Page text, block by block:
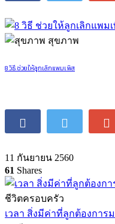
สุขภาพ
8 วิธี ช่วยให้ลูกเลิกแพมเพิส
11 กันยายน 2560
61 Shares
ชีวิตครอบครัว
เวลา สิ่งมีค่าที่ลูกต้องการ